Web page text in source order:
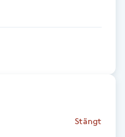
Stängt